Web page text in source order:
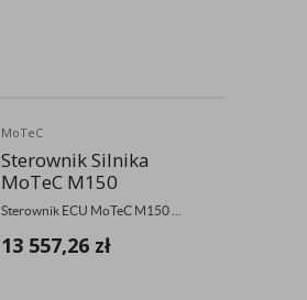
MoTeC
Sterownik Silnika
MoTeC M150
Sterownik ECU MoTeC M150 ...
13 557,26 zł